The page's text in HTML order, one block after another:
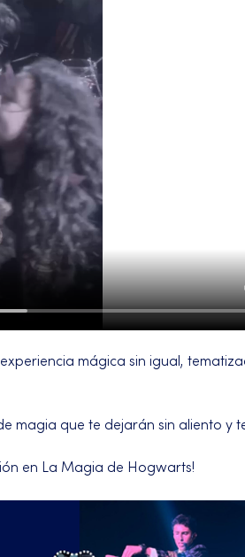
mágica sin igual,
magia que te dejarán sin aliento y
en La Magia de Hogwarts!